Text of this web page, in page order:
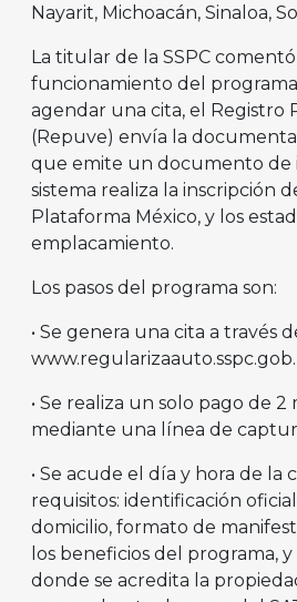
Nayarit, Michoacán, Sinaloa,
La titular de la SSPC
funcionamiento del
agendar una cita, el Registro
(Repuve) envía la
que emite un documento de
sistema realiza la inscripción
Plataforma México, y los
emplacamiento.
Los pasos del programa son:
• Se genera una cita a través
• Se realiza un solo pago de 2
mediante una línea de
• Se acude el día y hora de la
requisitos: identificación
domicilio, formato de
los beneficios del programa,
donde se acredita la